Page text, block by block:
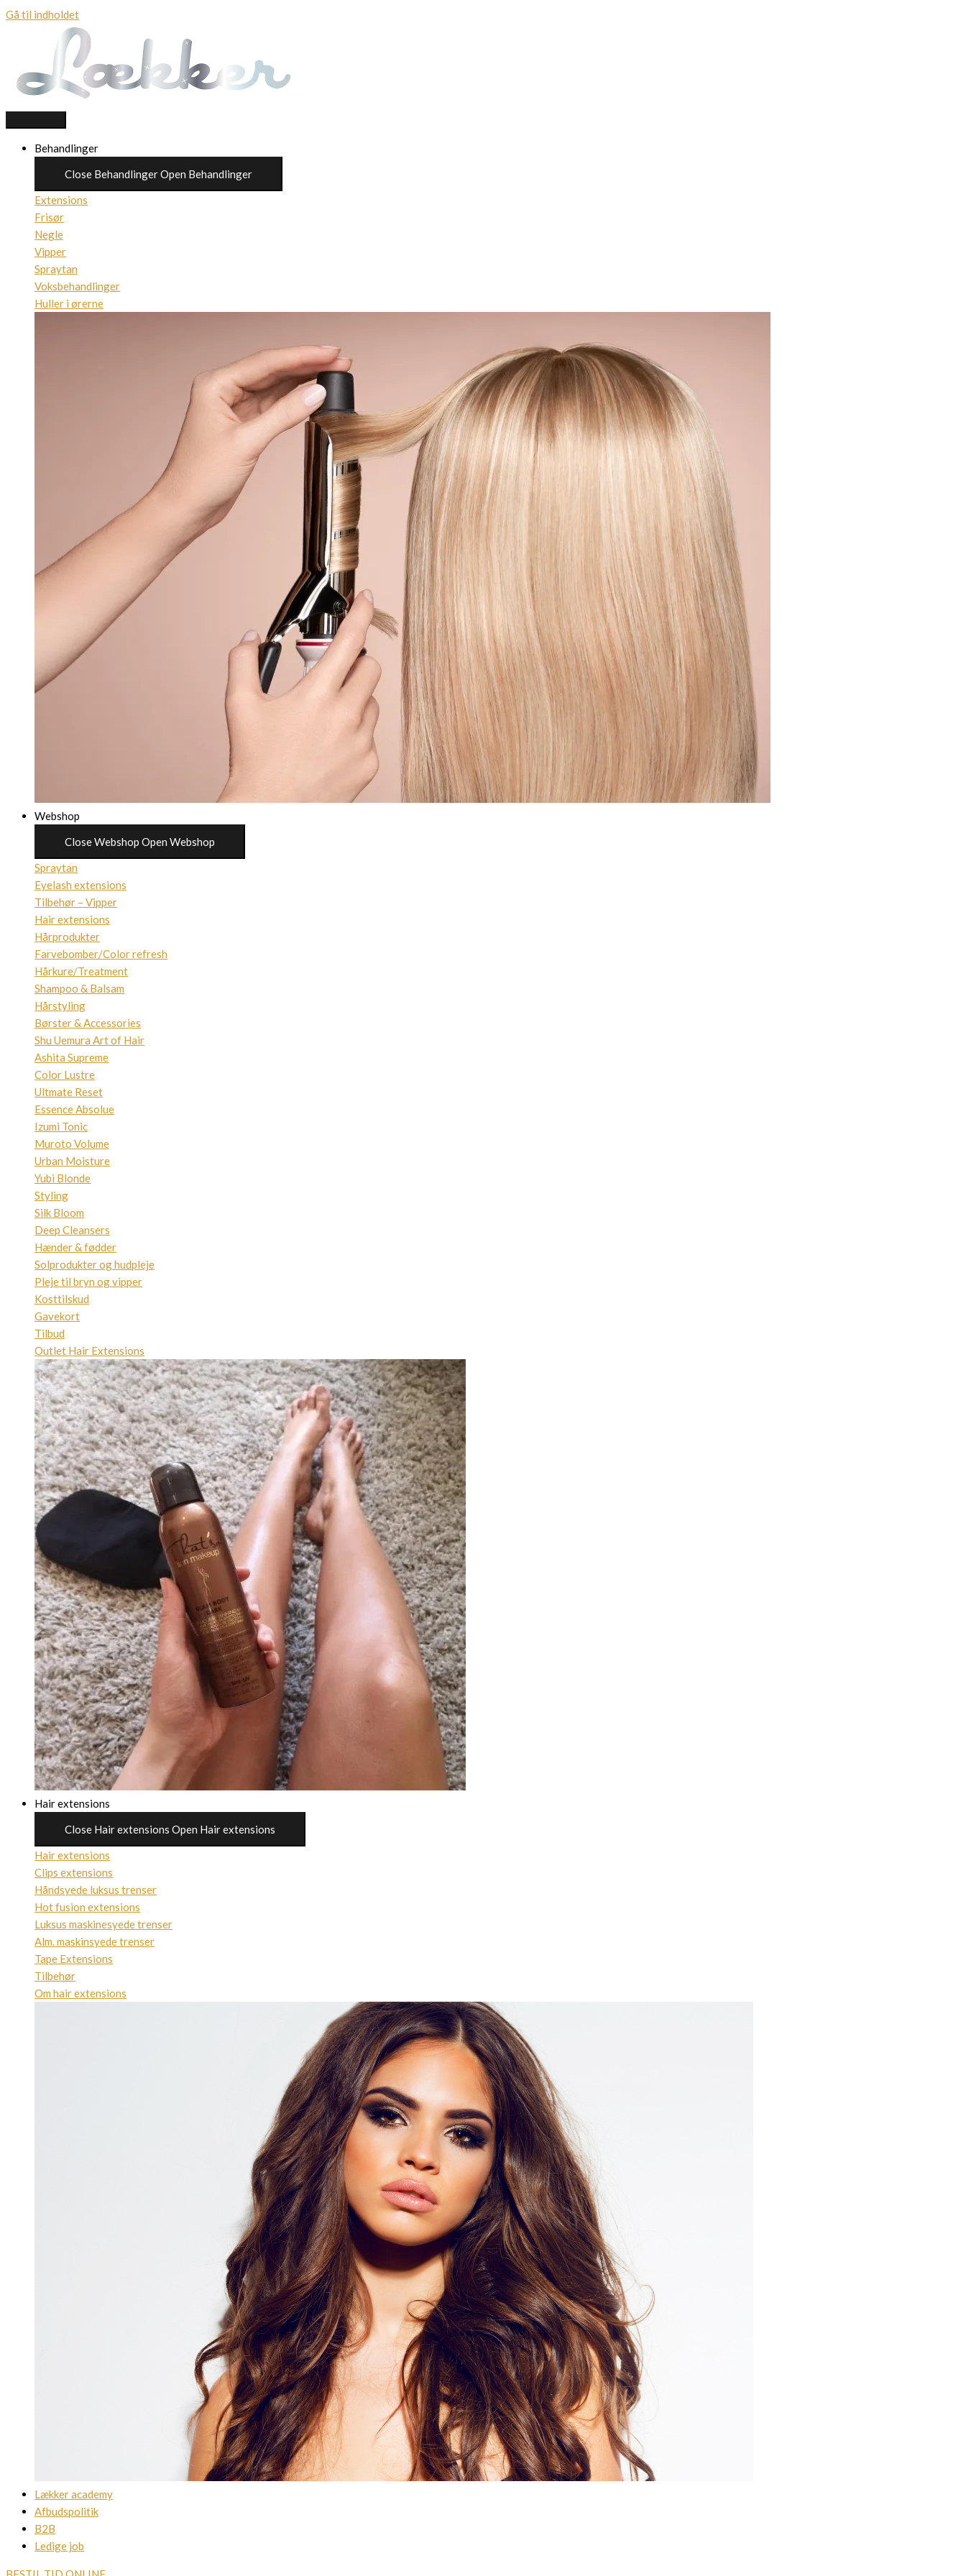
Gå til indholdet
Behandlinger
Close BehandlingerOpen Behandlinger
Extensions
Frisør
Negle
Vipper
Spraytan
Voksbehandlinger
Huller i ørerne
Webshop
Close Webshop Open Webshop
Spraytan
Eyelash extensions
Tilbehør – Vipper
Hair extensions
Hårprodukter
Farvebomber/Color refresh
Hårkure/Treatment
Shampoo & Balsam
Hårstyling
Børster & Accessories
Shu Uemura Art of Hair
Ashita Supreme
Color Lustre
Ultmate Reset
Essence Absolue
Izumi Tonic
Muroto Volume
Urban Moisture
Yubi Blonde
Styling
Silk Bloom
Deep Cleansers
Hænder & fødder
Solprodukter og hudpleje
Pleje til bryn og vipper
Kosttilskud
Gavekort
Tilbud
Outlet Hair Extensions
Hair extensions
Close Hair extensions Open Hair extensions
Hair extensions
Clips extensions
Håndsyede luksus trenser
Hot fusion extensions
Luksus maskinesyede trenser
Alm. maskinsyede trenser
Tape Extensions
Tilbehør
Om hair extensions
Lækker academy
Afbudspolitik
B2B
Ledige job